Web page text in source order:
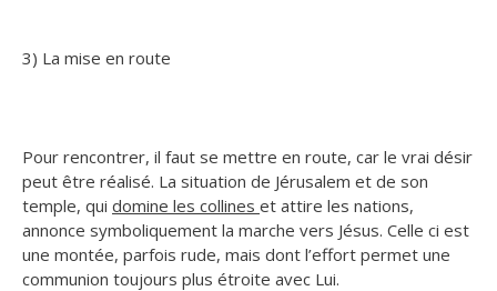
3) La mise en route
Pour rencontrer, il faut se mettre en route, car le vrai désir
peut être réalisé. La situation de Jérusalem et de son
temple, qui domine les collines et attire les nations,
annonce symboliquement la marche vers Jésus. Celle ci est
une montée, parfois rude, mais dont l’effort permet une
communion toujours plus étroite avec Lui.